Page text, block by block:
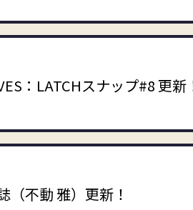
：LATCHスナップ#8 更新
（不動 雅）更新！